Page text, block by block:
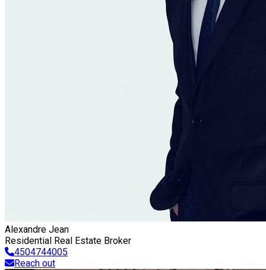
Alexandre Jean
Residential Real Estate Broker
4504744005
Reach out